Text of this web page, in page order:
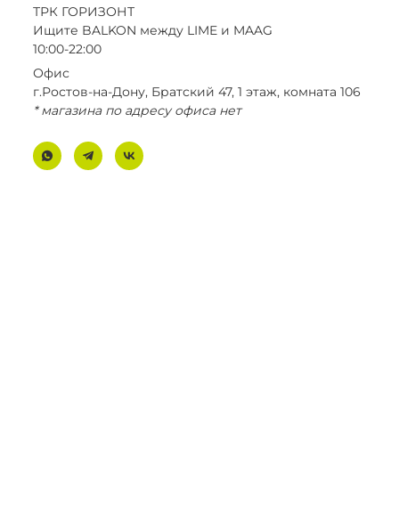
ТРК ГОРИЗОНТ
Ищите BALKON между LIME и MAAG
10:00-22:00
Офис
г.Ростов-на-Дону, Братский 47, 1 этаж, комната 106
* магазина по адресу офиса нет